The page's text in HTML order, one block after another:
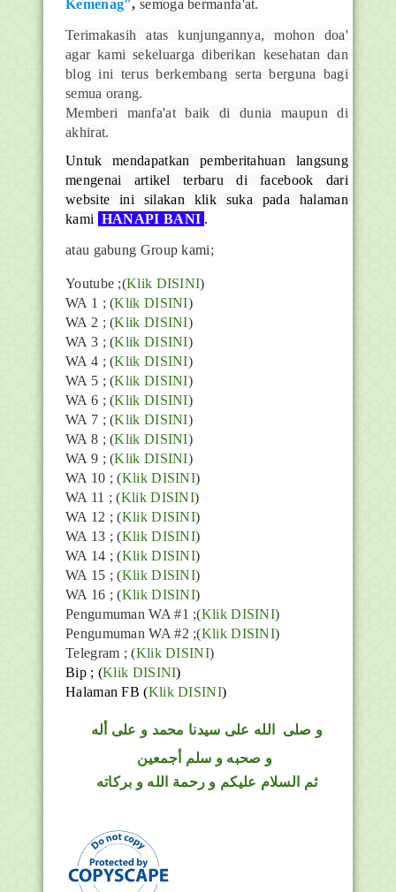
Kemenag",semoga bermanfa'at.
Terimakasih atas kunjungannya, mohon doa'
agar kami sekeluarga diberikan kesehatan dan
blog ini terus berkembang serta berguna bagi
semua orang.
Memberi manfa'at baik di dunia maupun di
akhirat.
Untuk mendapatkan pemberitahuan langsung
mengenai artikel terbaru di facebook dari
website ini silakan klik suka pada halaman
kami HANAPI BANI .
atau gabung Group kami;
Youtube ;(Klik DISINI)
WA 1 ; (Klik DISINI)
WA 2 ; (Klik DISINI)
WA 3 ; (Klik DISINI)
WA 4 ; (Klik DISINI)
WA 5 ; (Klik DISINI)
WA 6 ; (Klik DISINI)
WA 7 ; (Klik DISINI)
WA 8 ; (Klik DISINI)
WA 9 ; (Klik DISINI)
WA 10 ; (Klik DISINI)
WA 11 ; (Klik DISINI)
WA 12 ; (Klik DISINI)
WA 13 ; (Klik DISINI)
WA 14 ; (Klik DISINI)
WA 15 ; (Klik DISINI)
WA 16 ; (Klik DISINI)
Pengumuman WA #1 ;(Klik DISINI)
Pengumuman WA #2 ;(Klik DISINI)
Telegram ;(Klik DISINI)
Bip ; (Klik DISINI)
Halaman FB(Klik DISINI)
و صلى الله على سيدنا محمد و على أله
و صحبه و سلم أجمعين
ثم السلام عليكم و رحمة الله و بركاته